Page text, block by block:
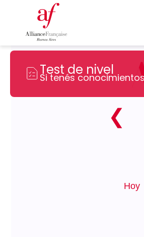
❮
Hoy
Test de nivel
Si tenés